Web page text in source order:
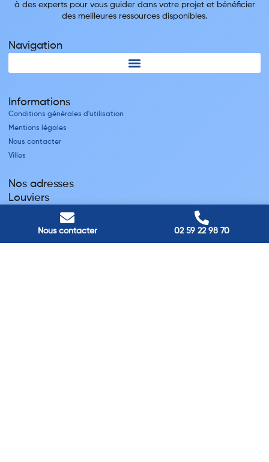
Nous contacter 02 59 22 98 70
à des experts pour vous guider dans votre projet et bénéficier
des meilleures ressources disponibles.
Navigation
Informations
Conditions générales d'utilisation
Mentions légales
Nous contacter
Villes
Nos adresses
Louviers
Pont-Audemer
9 Rue du Président Georges Pompidou, Pont-Audemer, France
Rouen